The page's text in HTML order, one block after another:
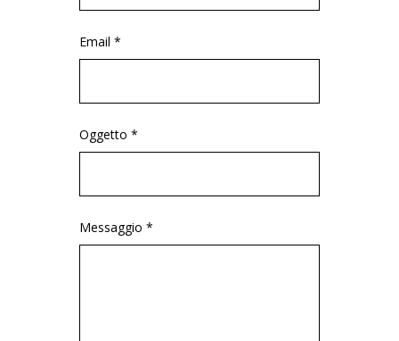
Email *
Oggetto *
Messaggio *